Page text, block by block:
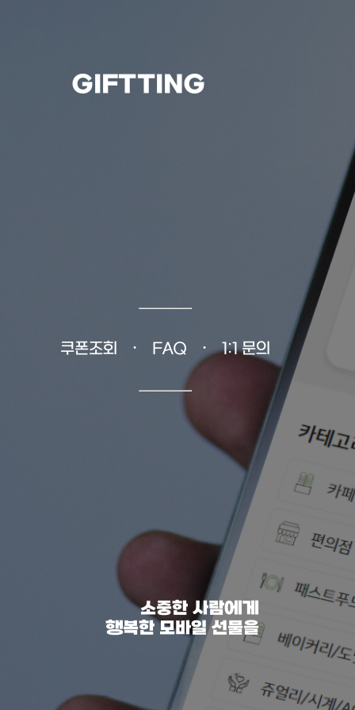
GIFTTING
쿠폰조회 • FAQ • 1:1 문의
소중한 사람에게
행복한 모바일 선물을